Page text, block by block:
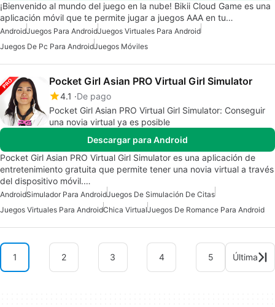
¡Bienvenido al mundo del juego en la nube! Bikii Cloud Game es una
aplicación móvil que te permite jugar a juegos AAA en tu…
AndroidJuegos Para AndroidJuegos Virtuales Para Android
Juegos De Pc Para AndroidJuegos Móviles
Pocket Girl Asian PRO Virtual Girl Simulator
4.1
De pago
Pocket Girl Asian PRO Virtual Girl Simulator: Conseguir
una novia virtual ya es posible
Descargar para Android
Pocket Girl Asian PRO Virtual Girl Simulator es una aplicación de
entretenimiento gratuita que permite tener una novia virtual a través
del dispositivo móvil.…
AndroidSimulador Para AndroidJuegos De Simulación De Citas
Juegos Virtuales Para AndroidChica VirtualJuegos De Romance Para Android
1 2 3 4 5 Última